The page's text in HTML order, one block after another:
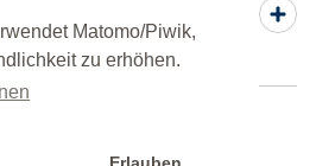
Matomo/Piwik,
zu erhöhen.
© 2026 Kreisverband Witten